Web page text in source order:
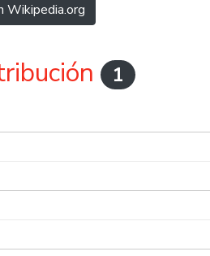
Wikipedia.org
1